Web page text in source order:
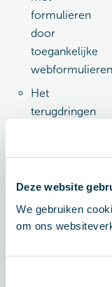
Deze website
We gebruiken
om ons
formulieren
door
toegankelijke
Het
terugdringen
documenten
en video
van